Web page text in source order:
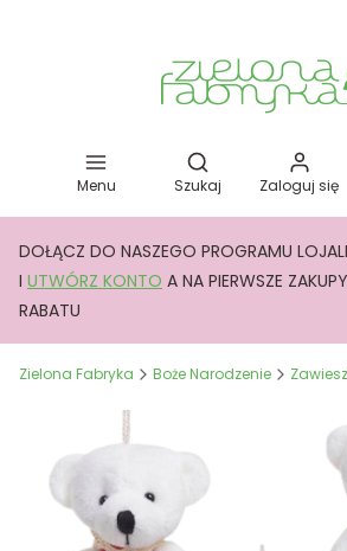
Menu
Otwórz
Szukaj Zaloguj się
DOŁĄCZ DO NASZEGO PROGRAMU
I UTWÓRZ KONTO A NA PIERWSZE
RABATU
Zielona Fabryka Boże Narodzenie